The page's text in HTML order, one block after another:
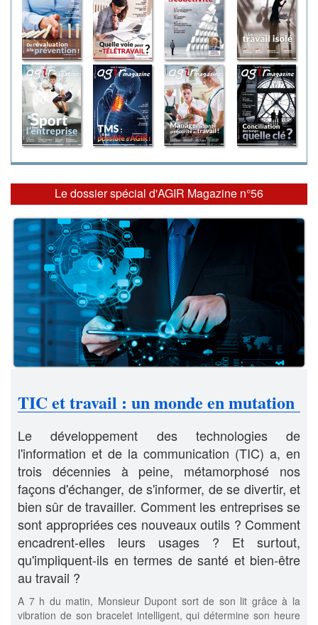
Le dossier spécial d'AGIR Magazine n°56
TIC et travail : un monde en mutation
Le développement des technologies de
l'information et de la communication (TIC) a, en
trois décennies à peine, métamorphosé nos
façons d'échanger, de s'informer, de se divertir, et
bien sûr de travailler. Comment les entreprises se
sont appropriées ces nouveaux outils ? Comment
encadrent-elles leurs usages ? Et surtout,
qu'impliquent-ils en termes de santé et bien-être
au travail ?
A 7 h du matin, Monsieur Dupont sort de son lit grâce à la
vibration de son bracelet intelligent, qui détermine son heure